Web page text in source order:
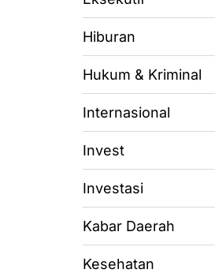
Hiburan
Hukum & Kriminal
Internasional
Invest
Investasi
Kabar Daerah
Kesehatan